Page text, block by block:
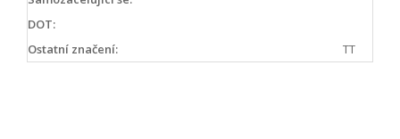
DOT:
Ostatní značení:
TT